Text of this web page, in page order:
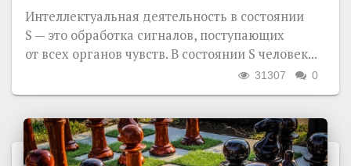
Интеллектуальная деятельность в состоянии
S — это обработка сигналов, поступающих
от всех органов чувств. В состоянии S человек...
0
31307